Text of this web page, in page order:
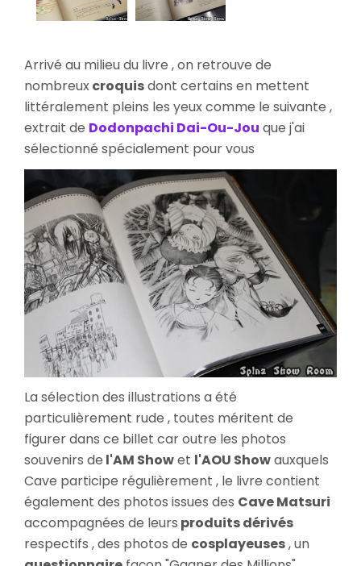
Arrivé au milieu du livre , on retrouve de
nombreuxcroquisdont certains en mettent
littéralement pleins les yeux comme le suivante ,
extrait de Dodonpachi Dai-Ou-Jou que j'ai
sélectionné spécialement pour vous
La sélection des illustrations a été
particulièrement rude , toutes méritent de
figurer dans ce billet car outre les photos
souvenirs de l'AM Showet l'AOU Showauxquels
Cave participe régulièrement , le livre contient
également des photos issues des Cave Matsuri
accompagnées de leurs produits dérivés
respectifs , des photos de cosplayeuses, un